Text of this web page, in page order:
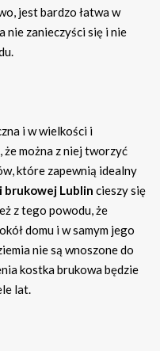
jest bardzo łatwa w
nie zanieczyści się i nie
i w wielkości i
można z niej tworzyć
które zapewnią idealny
brukowej Lublin cieszy się
z tego powodu, że
domu i w samym jego
nie są wnoszone do
kostka brukowa będzie
lat.